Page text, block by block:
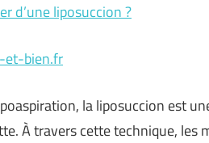
d’une liposuccion ?
et-bien.fr
la liposuccion est
À travers cette technique, les